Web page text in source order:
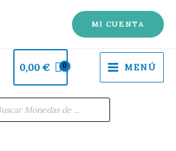
MI CUENTA
0,00 € MENÚ